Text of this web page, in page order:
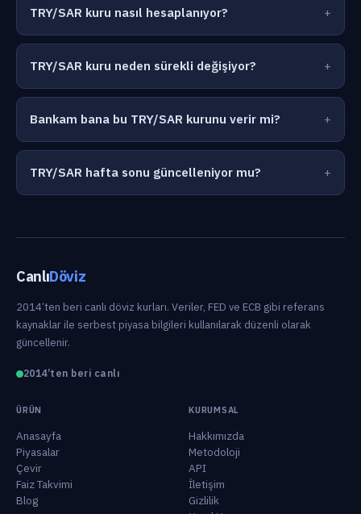
TRY/SAR kuru nasıl hesaplanıyor?
TRY/SAR kuru neden sürekli değişiyor?
Bankam bana bu TRY/SAR kurunu verir mi?
TRY/SAR hafta sonu güncelleniyor mu?
CanlıDöviz
2014’ten beri canlı döviz kurları. Veriler, FED ve ECB gibi referans
kaynaklar ile serbest piyasa bilgileri kullanılarak düzenli olarak
güncellenir.
2014’ten beri canlı
ÜRÜN
Anasayfa
Piyasalar
Çevir
Faiz Takvimi
Blog
KURUMSAL
Hakkımızda
Metodoloji
API
İletişim
Gizlilik